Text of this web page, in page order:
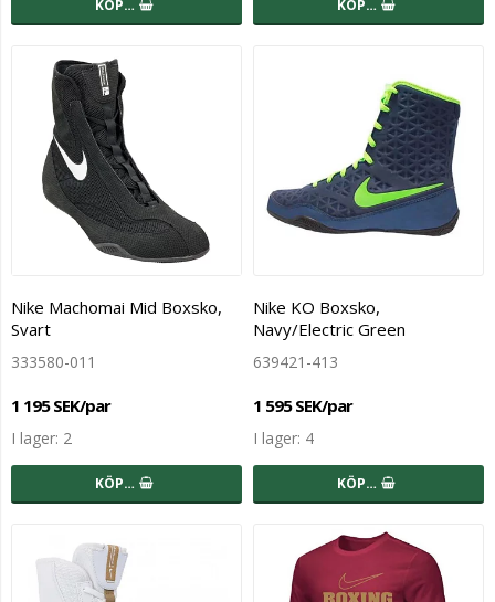
KÖP… KÖP…
Nike Machomai Mid Boxsko,
Svart
333580-011
1 195 SEK/par
I lager: 2
KÖP…
Nike KO Boxsko,
Navy/Electric Green
639421-413
1 595 SEK/par
I lager: 4
KÖP…